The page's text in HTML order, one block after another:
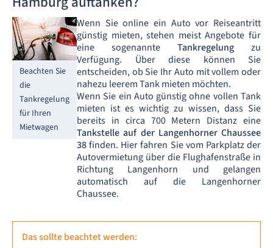
Beachten Sie
die
Tankregelung
für Ihren
Mietwagen
Wenn Sie online ein Auto vor Reiseantritt
günstig mieten, stehen meist Angebote für
eine sogenannte Tankregelung zu
Verfügung. Über diese können Sie
entscheiden, ob Sie Ihr Auto mit vollem oder
nahezu leerem Tank mieten möchten.
Wenn Sie ein Auto günstig ohne vollen Tank
mieten ist es wichtig zu wissen, dass Sie
bereits in circa 700 Metern Distanz eine
Tankstelle auf der Langenhorner Chaussee
38finden. Hier fahren Sie vom Parkplatz der
Autovermietung über die Flughafenstraße in
Richtung Langenhorn und gelangen
automatisch auf die Langenhorner
Chaussee.
Das sollte beachtet werden: